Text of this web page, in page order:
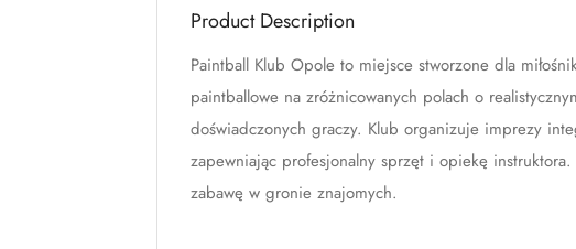
Product Description
Paintball Klub Opole to miejsce stworzone dla
paintballowe na zróżnicowanych polach o
doświadczonych graczy. Klub organizuje imprezy
zapewniając profesjonalny sprzęt i opiekę
zabawę w gronie znajomych.